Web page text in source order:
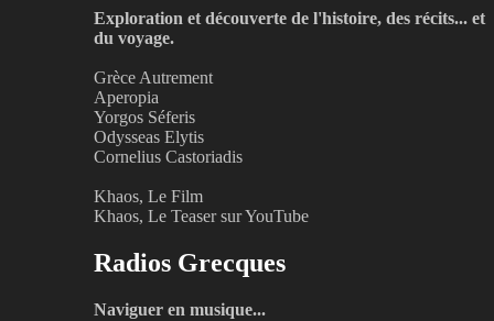
Exploration et découverte de l'histoire, des récits... et
du voyage.
Grèce Autrement
Aperopia
Yorgos Séferis
Odysseas Elytis
Cornelius Castoriadis
Khaos, Le Film
Khaos, Le Teaser sur YouTube
Radios Grecques
Naviguer en musique...